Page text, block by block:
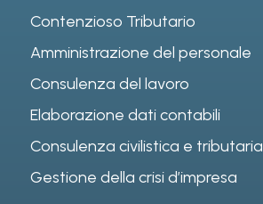
Contenzioso Tributario
Amministrazione del personale
Consulenza del lavoro
Elaborazione dati contabili
Consulenza civilistica e tributaria
Gestione della crisi d’impresa